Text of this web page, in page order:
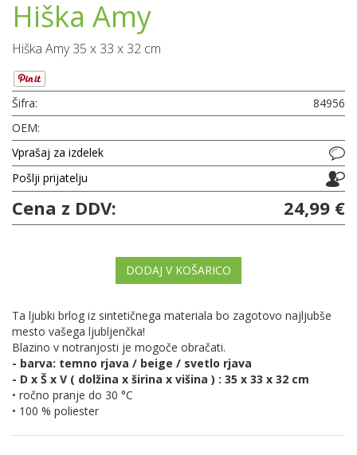
Hiška Amy
Hiška Amy 35 x 33 x 32 cm
Šifra:
84956
OEM:
Vprašaj za izdelek
Pošlji prijatelju
Cena z DDV: 24,99 €
DODAJ V KOŠARICO
Ta ljubki brlog iz sintetičnega materiala bo zagotovo najljubše
mesto vašega ljubljenčka!
Blazino v notranjosti je mogoče obračati.
- barva: temno rjava / beige / svetlo rjava
- D x Š x V ( dolžina x širina x višina ) : 35 x 33 x 32 cm
• ročno pranje do 30 °C
• 100 % poliester